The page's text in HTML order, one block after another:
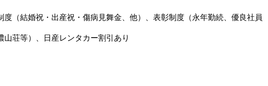
（結婚祝・出産祝・傷病見舞金、他）、表彰制度（永年勤続、優良社員
荘等）、日産レンタカー割引あり